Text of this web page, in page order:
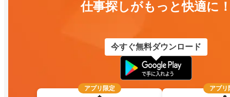
仕事探しがもっと快適に
今すぐ無料ダウンロード
アプリ限定 アプリ